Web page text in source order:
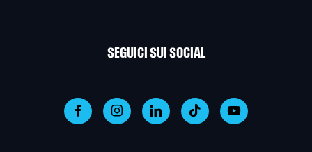
SEGUICI SUI SOCIAL